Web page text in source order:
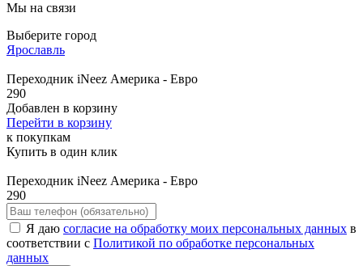
Мы на связи
Выберите город
Ярославль
Переходник iNeez Америка - Евро
290
Добавлен в корзину
Перейти в корзину
к покупкам
Купить в один клик
Переходник iNeez Америка - Евро
290
Я даю согласие на обработку моих персональных данных в
соответствии с Политикой по обработке персональных
данных